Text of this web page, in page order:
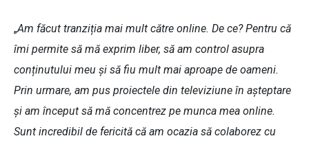
„Am făcut tranziția mai mult către online. De ce? Pentru că
îmi permite să mă exprim liber, să am control asupra
conținutului meu și să fiu mult mai aproape de oameni.
Prin urmare, am pus proiectele din televiziune în așteptare
și am început să mă concentrez pe munca mea online.
Sunt incredibil de fericită că am ocazia să colaborez cu